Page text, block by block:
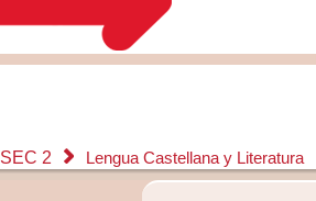
SEC 2 Lengua Castellana y Literatura